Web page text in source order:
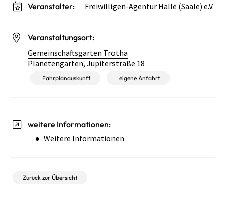
Veranstalter: Freiwilligen-Agentur Halle (Saale) e.V.
Veranstaltungsort:
Gemeinschaftsgarten Trotha
Planetengarten, Jupiterstraße 18
Fahrplanauskunft eigene Anfahrt
weitere Informationen:
Weitere Informationen
Zurück zur Übersicht